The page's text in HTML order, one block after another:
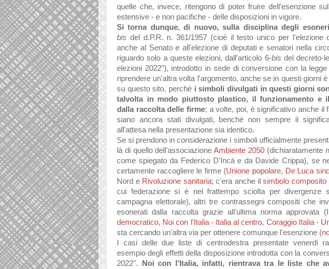
quelle che, invece, ritengono di poter fruire dell'esenzione
estensive - e non pacifiche - delle disposizioni in vigore.
Si torna dunque, di nuovo, sulla disciplina degli esoneri
bis del d.P.R. n. 361/1957 (cioè il testo unico per l'elezione
anche al Senato e all'elezione di deputati e senatori nella
riguardo solo a queste elezioni, dall'articolo 6-bis del decreto-
elezioni 2022"), introdotto in sede di conversione con la
riprendere un'altra volta l'argomento, anche se in questi giorni
su questo sito, perché i simboli divulgati in questi giorni
talvolta in modo piuttosto plastico, il funzionamento e
dalla raccolta delle firme; a volte, poi, è significativo anche il
siano ancora stati divulgati, benché non sempre il
all'attesa nella presentazione sia identico.
Se si prendono in considerazione i simboli ufficialmente
là di quello dell'associazioneAmbiente 2050 (dichiaratamente
come spiegato da Federico D'Incà e da Davide Crippa), se
certamente raccogliere le firme (Unione popolare, De Luca
Nord e Rivoluzione sanitaria; c'era anche ilsimbolo composito
cui federazione si è nel frattempo sciolta per divergenze
campagna elettorale), altri tre contrassegni compositi che
esonerati dalla raccolta grazie all'ultima norma approvata (
democratico, Noi con l'Italia - Italia al centro, Coraggio Italia -
sta cercando un'altra via per ottenere comunque l'esenzione (
I casi delle due liste di centrodestra presentate venerdì
esempio degli effetti della disposizione introdotta con la
2022".
Noi con l'Italia, infatti, rientrava tra le liste che